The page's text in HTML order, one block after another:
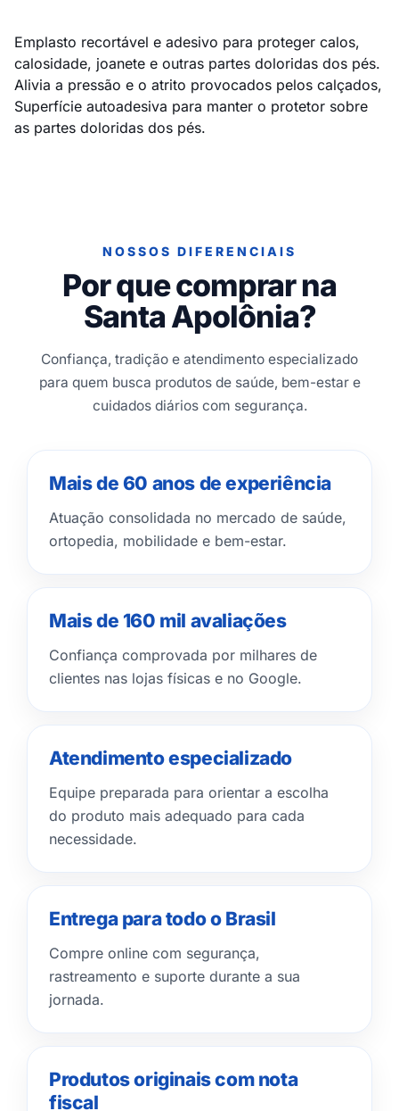
Emplasto recortável e adesivo para proteger calos,
calosidade, joanete e outras partes doloridas dos pés.
Alivia a pressão e o atrito provocados pelos calçados,
Superfície autoadesiva para manter o protetor sobre
as partes doloridas dos pés.
NOSSOS DIFERENCIAIS
Por que comprar na
Santa Apolônia?
Confiança, tradição e atendimento especializado
para quem busca produtos de saúde, bem-estar e
cuidados diários com segurança.
Mais de 60 anos de experiência
Atuação consolidada no mercado de saúde,
ortopedia, mobilidade e bem-estar.
Mais de 160 mil avaliações
Confiança comprovada por milhares de
clientes nas lojas físicas e no Google.
Atendimento especializado
Equipe preparada para orientar a escolha
do produto mais adequado para cada
necessidade.
Entrega para todo o Brasil
Compre online com segurança,
rastreamento e suporte durante a sua
jornada.
Produtos originais com nota
fiscal